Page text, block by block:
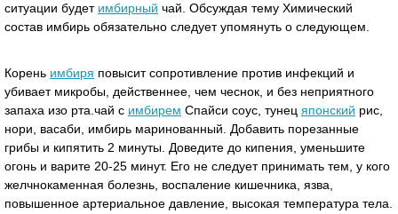
ситуации будет имбирный чай. Обсуждая тему Химический
состав имбирь обязательно следует упомянуть о следующем.
Корень имбиря повысит сопротивление против инфекций и
убивает микробы, действеннее, чем чеснок, и без неприятного
запаха изо рта.чай с имбирем Спайси соус, тунец японский рис,
нори, васаби, имбирь маринованный. Добавить порезанные
грибы и кипятить 2 минуты. Доведите до кипения, уменьшите
огонь и варите 20-25 минут. Его не следует принимать тем, у кого
желчнокаменная болезнь, воспаление кишечника, язва,
повышенное артериальное давление, высокая температура тела.